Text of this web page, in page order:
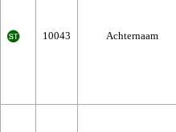
10043 Achternaam